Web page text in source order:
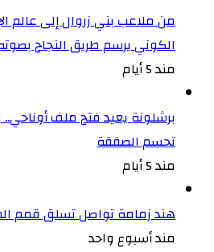
من ملاعب بني زروال إلى عالم
الكوني يرسم طريق النجاح
مند 5 أيام
تحسم الصفقة
مند 5 أيام
هند زمامة تواصل تسلق قمم
مند أسبوع واحد